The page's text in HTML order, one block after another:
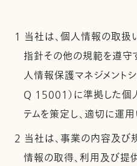
1 当社は、個人情報の取扱
指針その他の規範を遵守
人情報保護マネジメント
Q 15001）に準拠した個
テムを策定し、適切に運用
2 当社は、事業の内容及び
情報の取得、利用及び提